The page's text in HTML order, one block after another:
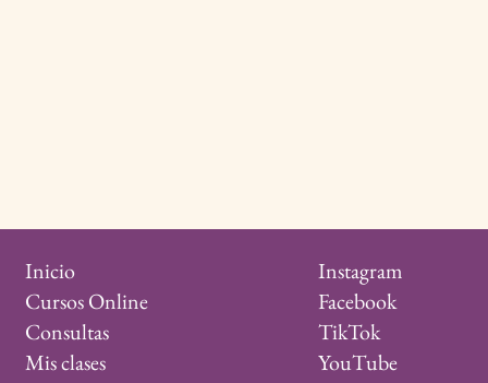
Inicio
Cursos Online
Consultas
Mis clases
Instagram
Facebook
TikTok
YouTube